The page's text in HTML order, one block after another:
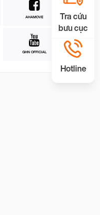
AHAMOVE
GHN OFFICIAL
Tra cứu
bưu cục
Hotline